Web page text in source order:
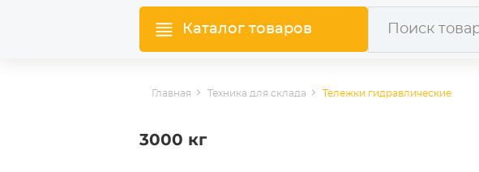
Каталог товаров
Главная Техника для склада Тележки гидравлические
3000 кг